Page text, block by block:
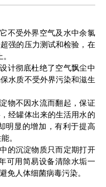
不受外界空气及水中余氯
强的压力测试和检验，在
计彻底杜绝了空气飘尘中
水质不受外界污染和滋生
物不因水流而翻起，保证
经罐体出来的生活用水的
明显的增加，有利于提高
。
的沉淀物质只而定期打开
可用简易设备清除水垢一
免人体细菌病毒污染。